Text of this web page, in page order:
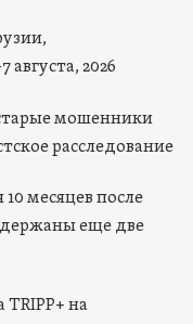
2026
мошенники
расследование
месяцев после
еще две
TRIPP+ на